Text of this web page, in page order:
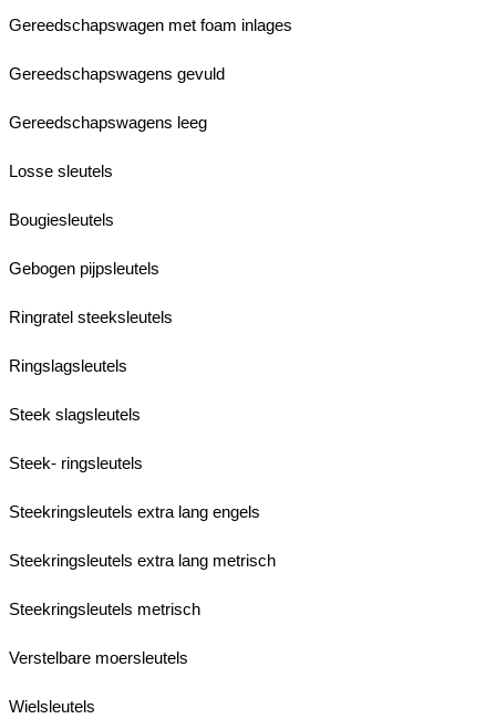
Gereedschapswagen met foam inlages
Gereedschapswagens gevuld
Gereedschapswagens leeg
Losse sleutels
Bougiesleutels
Gebogen pijpsleutels
Ringratel steeksleutels
Ringslagsleutels
Steek slagsleutels
Steek- ringsleutels
Steekringsleutels extra lang engels
Steekringsleutels extra lang metrisch
Steekringsleutels metrisch
Verstelbare moersleutels
Wielsleutels